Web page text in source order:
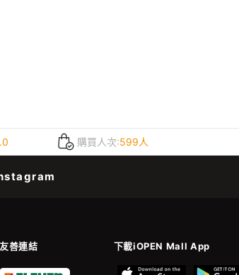
購買人次:599人
友善連結 下載iOPEN Mall App